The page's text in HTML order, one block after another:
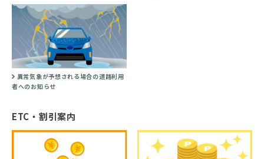
異常気象が予想される場合の道路利用
者へのお知らせ
ETC・割引案内